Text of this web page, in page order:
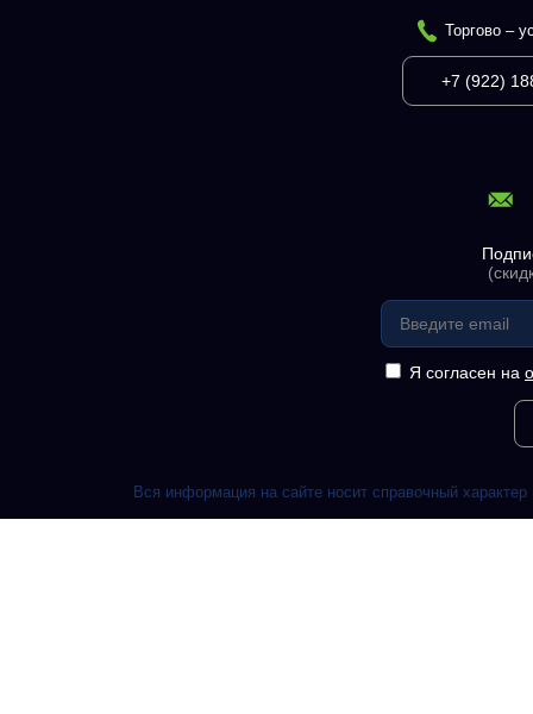
Торгово –
+7 (922)
Я согласен на
Вся информация на сайте носит справочный